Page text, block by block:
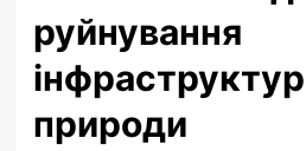
руйнування
природи